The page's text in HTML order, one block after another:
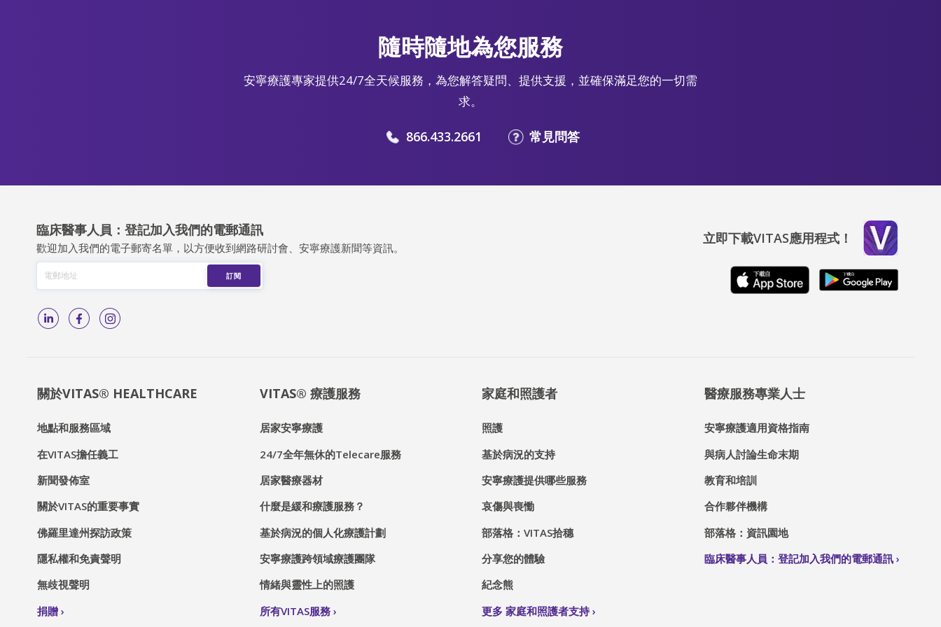
隨時隨地為您服務
安寧療護專家提供24/7全天候服務，為您解答疑問、提供支援，並確保滿足您的一切需
求。
866.433.2661 常見問答
臨床醫事人員：登記加入我們的電郵通訊
歡迎加入我們的電子郵寄名單，以方便收到網路研討會、安寧療護新聞等資訊。
立即下載VITAS應用程式！
關於VITAS® HEALTHCARE
地點和服務區域
在VITAS擔任義工
新聞發佈室
關於VITAS的重要事實
佛羅里達州探訪政策
隱私權和免責聲明
無歧視聲明
捐贈
VITAS® 療護服務
居家安寧療護
24/7全年無休的Telecare服務
居家醫療器材
什麼是緩和療護服務？
基於病況的個人化療護計劃
安寧療護跨領域療護團隊
情緒與靈性上的照護
所有VITAS服務
家庭和照護者
照護
基於病況的支持
安寧療護提供哪些服務
哀傷與喪慟
部落格：VITAS拾穗
分享您的體驗
紀念熊
更多 家庭和照護者支持
醫療服務專業人士
安寧療護適用資格指南
與病人討論生命末期
教育和培訓
合作夥伴機構
部落格：資訊園地
臨床醫事人員：登記加入我們的電郵通訊